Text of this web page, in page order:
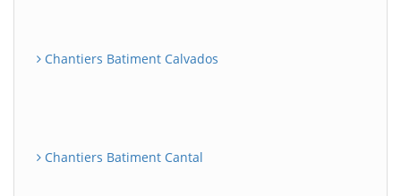
Chantiers Batiment Calvados
Chantiers Batiment Cantal